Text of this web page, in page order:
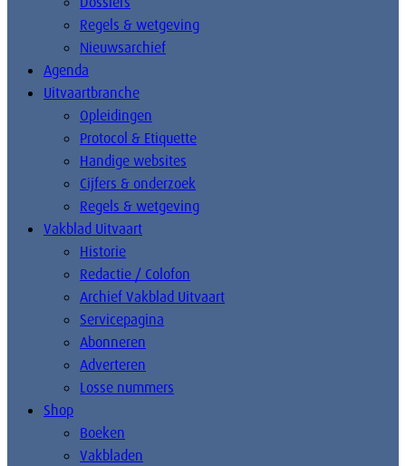
Regels & wetgeving
Nieuwsarchief
Agenda
Uitvaartbranche
Opleidingen
Protocol & Etiquette
Handige websites
Cijfers & onderzoek
Regels & wetgeving
Vakblad Uitvaart
Historie
Redactie / Colofon
Archief Vakblad Uitvaart
Servicepagina
Abonneren
Adverteren
Losse nummers
Shop
Boeken
Vakbladen